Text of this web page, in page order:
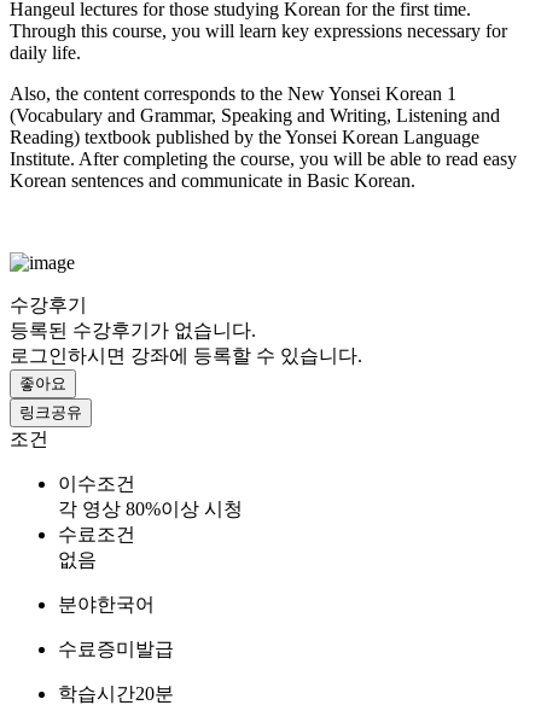
Hangeul lectures for those studying Korean for the first time.
Through this course, you will learn key expressions necessary for
daily life.
Also, the content corresponds to the New Yonsei Korean 1
(Vocabulary and Grammar, Speaking and Writing, Listening and
Reading) textbook published by the Yonsei Korean Language
Institute. After completing the course, you will be able to read easy
Korean sentences and communicate in Basic Korean.
수강후기
등록된 수강후기가 없습니다.
로그인하시면 강좌에 등록할 수 있습니다.
좋아요
링크공유
조건
이수조건
각 영상 80%이상 시청
수료조건
없음
분야한국어
수료증미발급
학습시간20분